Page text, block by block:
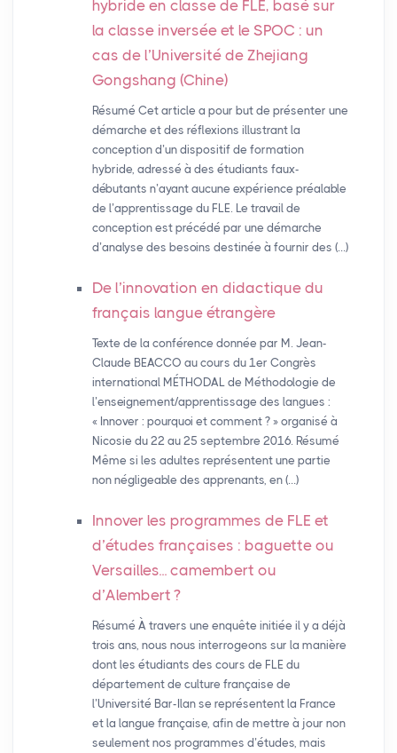
hybride en classe de FLE, basé sur
la classe inversée et le SPOC : un
cas de l’Université de Zhejiang
Gongshang (Chine)
Résumé Cet article a pour but de présenter une
démarche et des réflexions illustrant la
conception d’un dispositif de formation
hybride, adressé à des étudiants faux-
débutants n’ayant aucune expérience préalable
de l’apprentissage du FLE. Le travail de
conception est précédé par une démarche
d’analyse des besoins destinée à fournir des (…)
De l’innovation en didactique du
français langue étrangère
Texte de la conférence donnée par M. Jean-
Claude BEACCO au cours du 1er Congrès
international MÉTHODAL de Méthodologie de
l’enseignement/apprentissage des langues :
« Innover : pourquoi et comment ? » organisé à
Nicosie du 22 au 25 septembre 2016. Résumé
Même si les adultes représentent une partie
non négligeable des apprenants, en (…)
Innover les programmes de FLE et
d’études françaises : baguette ou
Versailles... camembert ou
d’Alembert ?
Résumé À travers une enquête initiée il y a déjà
trois ans, nous nous interrogeons sur la manière
dont les étudiants des cours de FLE du
département de culture française de
l’Université Bar-Ilan se représentent la France
et la langue française, afin de mettre à jour non
seulement nos programmes d’études, mais